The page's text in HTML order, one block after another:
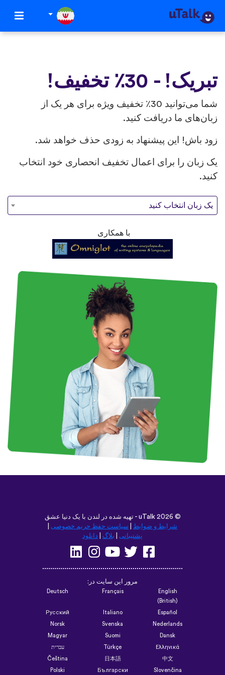
تبریک! - 30٪ تخفیف!
شما می‌توانید 30٪ تخفیف ویژه برای هر یک از
زبان‌های ما دریافت کنید.
زود باش! این پیشنهاد به زودی حذف خواهد شد.
یک زبان را برای اعمال تخفیف انحصاری خود انتخاب
کنید.
یک زبان انتخاب کنید
با همکاری
©
uTalk2026 - تهیه شده در لندن با یک دنیا عشق
شرایط و ضوابط
سیاست حفظ حریم خصوصی
پشتیبانی
بلاگ دانلود
مرور این سایت در:
English
(British)
Français
Deutsch
Español
Italiano
Русский
Nederlands
Svenska
Norsk
Dansk
Suomi
Magyar
Ελληνικά
Türkçe עברית
中文
日本語
Čeština
Slovenčina
Български
Polski